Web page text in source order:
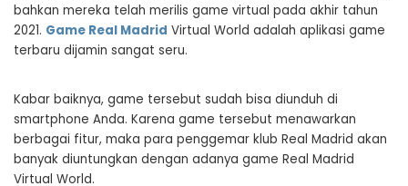
bahkan mereka telah merilis game virtual pada akhir tahun
2021. Game Real Madrid Virtual World adalah aplikasi game
terbaru dijamin sangat seru.
Kabar baiknya, game tersebut sudah bisa diunduh di
smartphone Anda. Karena game tersebut menawarkan
berbagai fitur, maka para penggemar klub Real Madrid akan
banyak diuntungkan dengan adanya game Real Madrid
Virtual World.